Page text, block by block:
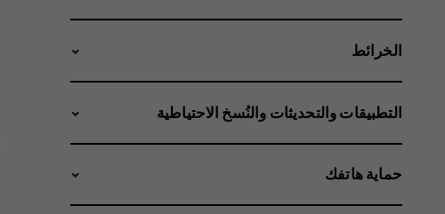
الخرائط
التطبيقات والتحديثات والنُسخ الاحتياطية
حماية هاتفك